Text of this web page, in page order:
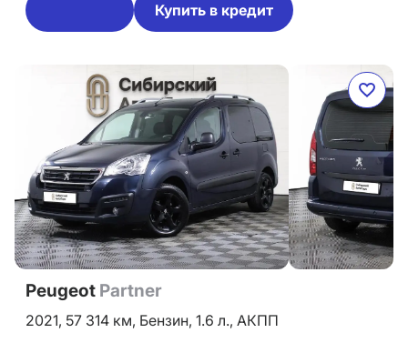
Купить в кредит
Peugeot Partner
2021, 57 314 км, Бензин, 1.6 л., АКПП